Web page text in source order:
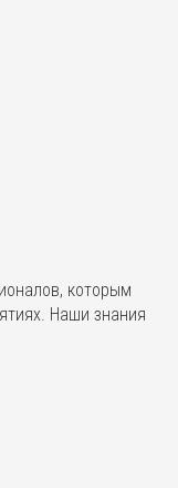
которым
Наши знания